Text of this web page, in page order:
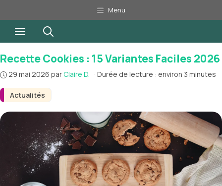
au
contenu
Menu
Menu
Actualités
Recette Cookies : 15 Variantes Faciles 2026
29 mai 2026 par Claire D. · Durée de lecture : environ 3 minutes